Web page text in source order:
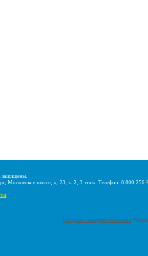
защищены.
Московское шоссе, д. 23, к. 2, 3 этаж. Телефон: 8 800
Создание интернет-магазина